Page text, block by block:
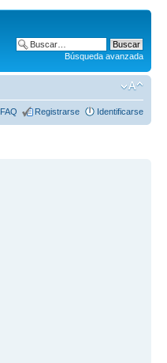
Búsqueda avanzada
FAQ Registrarse Identificarse